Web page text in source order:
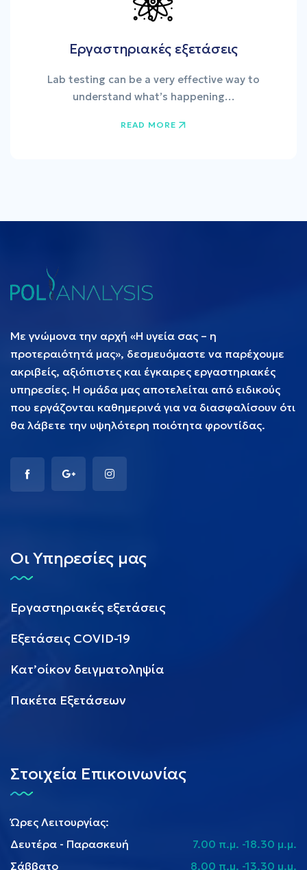
Εργαστηριακές εξετάσεις
Lab testing can be a very effective way to
understand what’s happening…
READ MORE
Με γνώμονα την αρχή «Η υγεία σας – η
προτεραιότητά μας», δεσμευόμαστε να παρέχουμε
ακριβείς, αξιόπιστες και έγκαιρες εργαστηριακές
υπηρεσίες. Η ομάδα μας αποτελείται από ειδικούς
που εργάζονται καθημερινά για να διασφαλίσουν ότι
θα λάβετε την υψηλότερη ποιότητα φροντίδας.
Οι Υπηρεσίες μας
Εργαστηριακές εξετάσεις
Εξετάσεις COVID-19
Κατ’οίκον δειγματοληψία
Πακέτα Εξετάσεων
Στοιχεία Επικοινωνίας
Ώρες Λειτουργίας:
Δευτέρα - Παρασκευή
7.00 π.μ. -18.30 μ.μ.
Σάββατο
8.00 π.μ. -13.30 μ.μ.